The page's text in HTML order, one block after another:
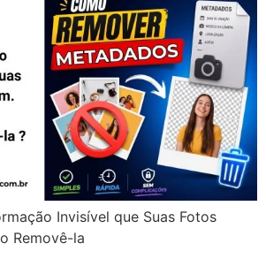
Invisível que Suas Fotos
Removê-la